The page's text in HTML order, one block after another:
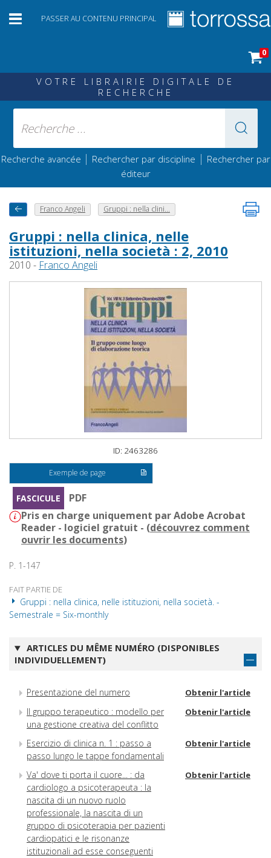
PASSER AU CONTENU PRINCIPAL
0
VOTRE LIBRAIRIE DIGITALE DE
RECHERCHE
Recherche avancée | Rechercher par discipline | Rechercher par
éditeur
Franco Angeli Gruppi : nella clini...
Gruppi : nella clinica, nelle
istituzioni, nella società : 2, 2010
2010 - Franco Angeli
ID: 2463286
Exemple de page
FASCICULE
PDF
Pris en charge uniquement par Adobe Acrobat
Reader - logiciel gratuit - (découvrez comment
ouvrir les documents)
P. 1-147
FAIT PARTIE DE
Gruppi : nella clinica, nelle istituzioni, nella società. -
Semestrale = Six-monthly
ARTICLES DU MÊME NUMÉRO (DISPONIBLES
INDIVIDUELLEMENT)
Presentazione del numero Obtenir l'article
Il gruppo terapeutico : modello per
una gestione creativa del conflitto
Obtenir l'article
Esercizio di clinica n. 1 : passo a
passo lungo le tappe fondamentali
Obtenir l'article
Va' dove ti porta il cuore... : da
cardiologo a psicoterapeuta : la
nascita di un nuovo ruolo
professionale, la nascita di un
gruppo di psicoterapia per pazienti
cardiopatici e le risonanze
istituzionali ad esse conseguenti
Obtenir l'article